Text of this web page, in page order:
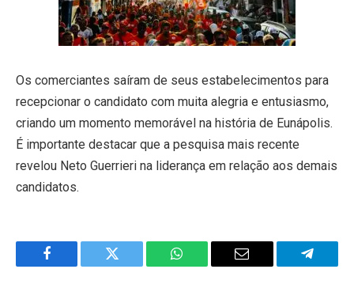
Os comerciantes saíram de seus estabelecimentos para
recepcionar o candidato com muita alegria e entusiasmo,
criando um momento memorável na história de Eunápolis.
É importante destacar que a pesquisa mais recente
revelou Neto Guerrieri na liderança em relação aos demais
candidatos.
Facebook Twitter WhatsApp Email